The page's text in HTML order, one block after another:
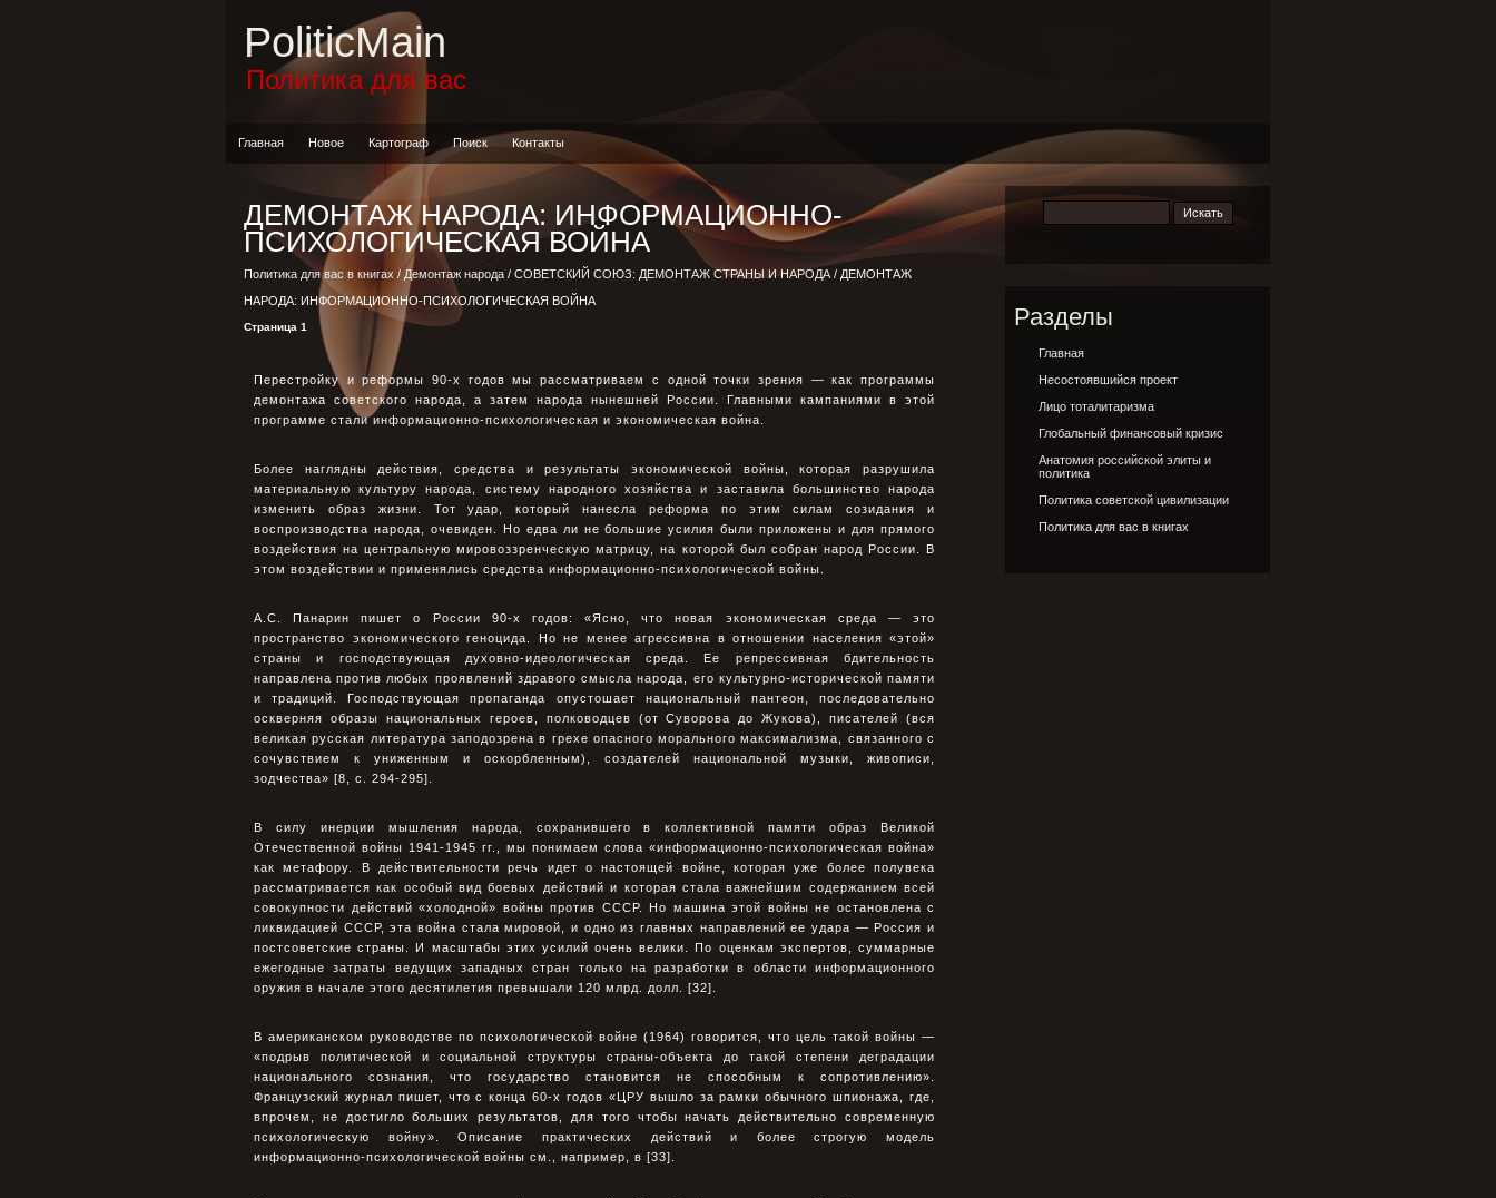
PoliticMain
Политика для вас
Главная Новое Картограф Поиск Контакты
ДЕМОНТАЖ НАРОДА: ИНФОРМАЦИОННО-
ПСИХОЛОГИЧЕСКАЯ ВОЙНА
Политика для вас в книгах /Демонтаж народа / СОВЕТСКИЙ СОЮЗ: ДЕМОНТАЖ СТРАНЫ И НАРОДА / ДЕМОНТАЖ
НАРОДА: ИНФОРМАЦИОННО-ПСИХОЛОГИЧЕСКАЯ ВОЙНА
Страница 1
Перестройку и реформы 90-х годов мы рассматриваем с одной точки зрения — как программы
демонтажа советского народа, а затем народа нынешней России. Главными кампаниями в этой
программе стали информационно-психологическая и экономическая война.
Более наглядны действия, средства и результаты экономической войны, которая разрушила
материальную культуру народа, систему народного хозяйства и заставила большинство народа
изменить образ жизни. Тот удар, который нанесла реформа по этим силам созидания и
воспроизводства народа, очевиден. Но едва ли не большие усилия были приложены и для прямого
воздействия на центральную мировоззренческую матрицу, на которой был собран народ России. В
этом воздействии и применялись средства информационно-психологической войны.
А.С. Панарин пишет о России 90-х годов: «Ясно, что новая экономическая среда — это
пространство экономического геноцида. Но не менее агрессивна в отношении населения «этой»
страны и господствующая духовно-идеологическая среда. Ее репрессивная бдительность
направлена против любых проявлений здравого смысла народа, его культурно-исторической памяти
и традиций. Господствующая пропаганда опустошает национальный пантеон, последовательно
оскверняя образы национальных героев, полководцев (от Суворова до Жукова), писателей (вся
великая русская литература заподозрена в грехе опасного морального максимализма, связанного с
сочувствием к униженным и оскорбленным), создателей национальной музыки, живописи,
зодчества» [8, с. 294-295].
В силу инерции мышления народа, сохранившего в коллективной памяти образ Великой
Отечественной войны 1941-1945 гг., мы понимаем слова «информационно-психологическая война»
как метафору. В действительности речь идет о настоящей войне, которая уже более полувека
рассматривается как особый вид боевых действий и которая стала важнейшим содержанием всей
совокупности действий «холодной» войны против СССР. Но машина этой войны не остановлена с
ликвидацией СССР, эта война стала мировой, и одно из главных направлений ее удара — Россия и
постсоветские страны. И масштабы этих усилий очень велики. По оценкам экспертов, суммарные
ежегодные затраты ведущих западных стран только на разработки в области информационного
оружия в начале этого десятилетия превышали 120 млрд. долл. [32].
В американском руководстве по психологической войне (1964) говорится, что цель такой войны —
«подрыв политической и социальной структуры страны-объекта до такой степени деградации
национального сознания, что государство становится не способным к сопротивлению».
Французский журнал пишет, что с конца 60-х годов «ЦРУ вышло за рамки обычного шпионажа, где,
впрочем, не достигло больших результатов, для того чтобы начать действительно современную
психологическую войну». Описание практических действий и более строгую модель
информационно-психологической войны см., например, в [33].
Разделы
Главная
Несостоявшийся проект
Лицо тоталитаризма
Глобальный финансовый кризис
Анатомия российской элиты и
политика
Политика советской цивилизации
Политика для вас в книгах